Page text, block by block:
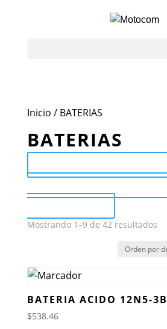
Inicio / BATERIAS
BATERIAS
Mostrando 1–9 de 42 resultados
BATERIA ACIDO 12N5-3B
$538.46